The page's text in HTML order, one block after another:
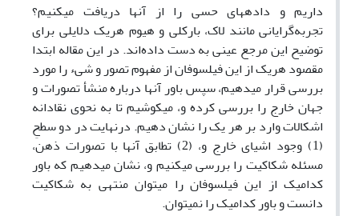
داریم و داده‎های حسی را از آنها دریافت می‎کنیم؟
تجربه‌گرایانی مانند لاک، بارکلی و هیوم هریک دلایلی برای
توضیح این مرجع عینی به دست داده‌اند. در این مقاله ابتدا
مقصود هریک از این فیلسوفان از مفهوم تصور و شیء را مورد
بررسی قرار می‎دهیم، سپس باور آنها درباره منشأ تصورات و
جهان خارج را بررسی کرده و، می‎کوشیم تا به نحوی نقادانه
اشکالات وارد بر هر یک را نشان دهیم. درنهایت در دو سطحِ
(1) وجود اشیای خارج و، (2) تطابق آنها با تصورات ذهن،
مسئله شکاکیت را بررسی می‎کنیم و، نشان می‎دهیم که باور
کدام‎یک از این فیلسوفان را می‎توان منتهی به شکاکیت
دانست و باور کدام‎یک را نمی‎توان.